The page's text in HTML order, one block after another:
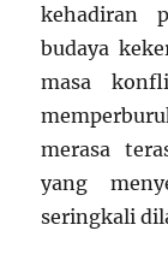
kehadiran
budaya
masa
merasa
yang
seringkali